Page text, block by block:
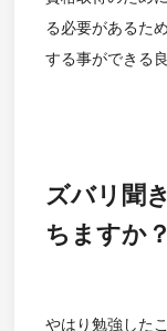
る必要があるた
する事ができる
ズバリ聞
ちますか？
やはり勉強した